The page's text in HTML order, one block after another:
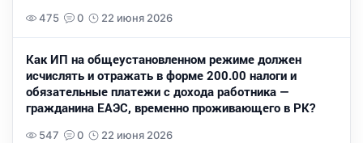
475 0 22 июня 2026
Как ИП на общеустановленном режиме должен
исчислять и отражать в форме 200.00 налоги и
обязательные платежи с дохода работника —
гражданина ЕАЭС, временно проживающего в РК?
547 0 22 июня 2026